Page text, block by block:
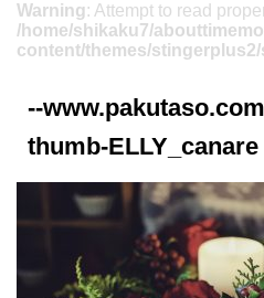
Warning: Attempt to read
/home/shikaku7/
content/themes/
--
thumb-ELLY_canare